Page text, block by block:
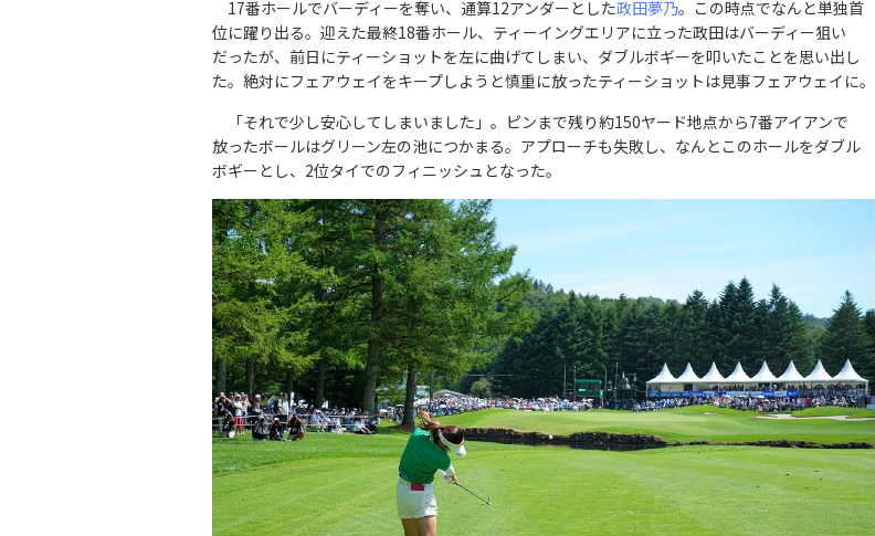
17番ホールでバーディーを奪い、通算12アンダーとした政田夢乃。この時点でなんと単独首
位に躍り出る。迎えた最終18番ホール、ティーイングエリアに立った政田はバーディー狙い
だったが、前日にティーショットを左に曲げてしまい、ダブルボギーを叩いたことを思い出し
た。絶対にフェアウェイをキープしようと慎重に放ったティーショットは見事フェアウェイに。
「それで少し安心してしまいました」。ピンまで残り約150ヤード地点から7番アイアンで
放ったボールはグリーン左の池につかまる。アプローチも失敗し、なんとこのホールをダブル
ボギーとし、2位タイでのフィニッシュとなった。